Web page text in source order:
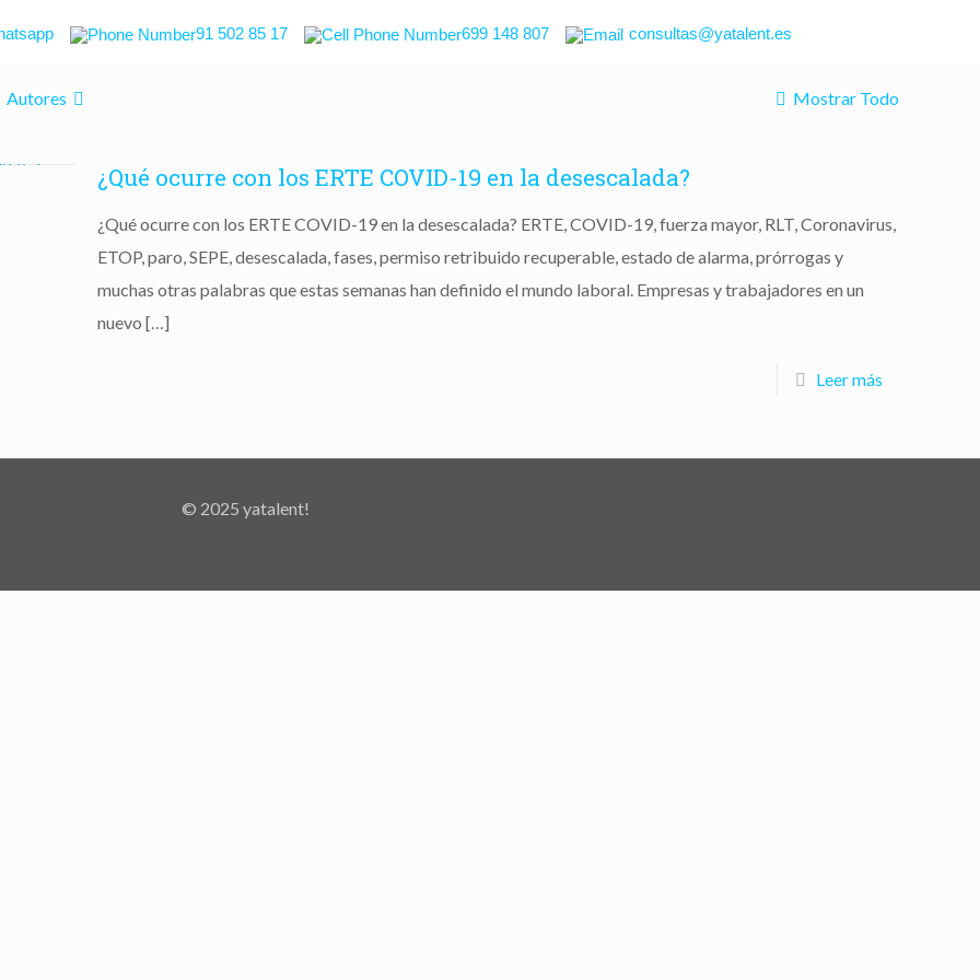
91 502 85 17 699 148 807 consultas@yatalent.es
Autores Mostrar Todo
¿Qué ocurre con los ERTE COVID-19 en la desescalada?
¿Qué ocurre con los ERTE COVID-19 en la desescalada? ERTE, COVID-19, fuerza mayor, RLT, Coronavirus,
ETOP, paro, SEPE, desescalada, fases, permiso retribuido recuperable, estado de alarma, prórrogas y
muchas otras palabras que estas semanas han definido el mundo laboral. Empresas y trabajadores en un
nuevo […]
Leer más
© 2025 yatalent!